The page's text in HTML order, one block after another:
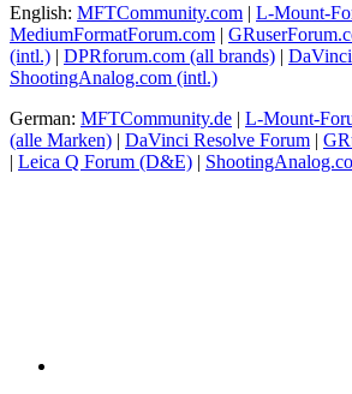
English: MFTCommunity.com | L-Mount-
MediumFormatForum.com |
(intl.) | DPRforum.com (all brands) |
ShootingAnalog.com (intl.)
German: MFTCommunity.de | L-Mount-
(alle Marken) | DaVinci Resolve Forum |
| Leica Q Forum (D&E) |